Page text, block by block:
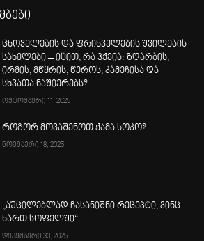
ცხოველების და ფრინველების შვილების
სახელები – იცით, რა ჰქვია: ზღარბის,
ირმის, მწყრის, წეროს, კამეჩისა და
სხვათა ნაშიერებს?
ოქტომბერი 11, 2025
როგორ მოვაშენოთ ქამა სოკო?
ნოემბერი 18, 2025
„აუცილებლად ჩასანიშნი რეცეპტი, ვინც
ხართ სოფელში“
დეკემბერი 30, 2025